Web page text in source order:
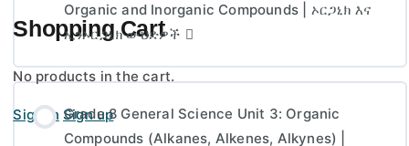
Shopping Cart
No products in the cart.
Sign in Sign up
Organic and Inorganic Compounds | ኦርጋኒክ እና
ኢንኦርጋኒክ ውህድዎች
Grade 8 General Science Unit 3: Organic
Compounds (Alkanes, Alkenes, Alkynes) |